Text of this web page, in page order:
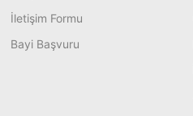
İletişim Formu
Bayi Başvuru